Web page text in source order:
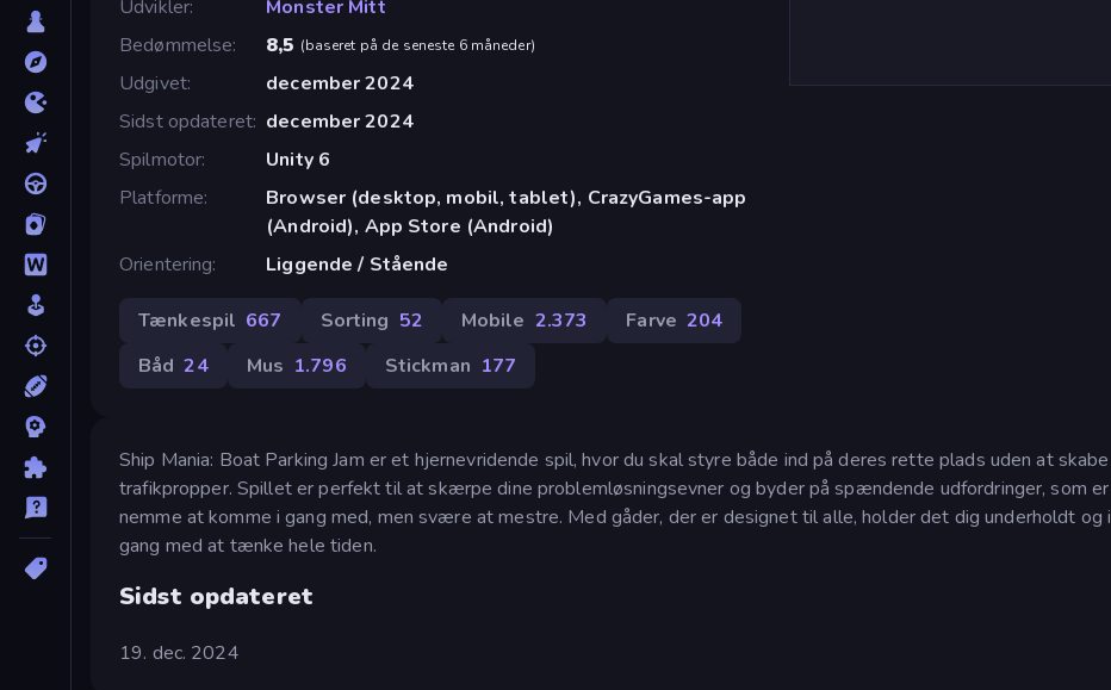
Udvikler
Monster Mitt
Bedømmelse
8,5 (baseret på de seneste 6 måneder)
Udgivet
december 2024
Sidst opdateret december 2024
Spilmotor
Unity 6
Platforme
Browser (desktop, mobil, tablet), CrazyGames-app
(Android), App Store (Android)
Orientering
Liggende / Stående
Tænkespil 667 Sorting 52 Mobile 2.373 Farve 204
Båd 24 Mus 1.796 Stickman 177
Ship Mania: Boat Parking Jam er et hjernevridende spil, hvor du skal styre både ind på deres rette plads uden at skabe
trafikpropper. Spillet er perfekt til at skærpe dine problemløsningsevner og byder på spændende udfordringer, som er
nemme at komme i gang med, men svære at mestre. Med gåder, der er designet til alle, holder det dig underholdt og i
gang med at tænke hele tiden.
Sidst opdateret
19. dec. 2024